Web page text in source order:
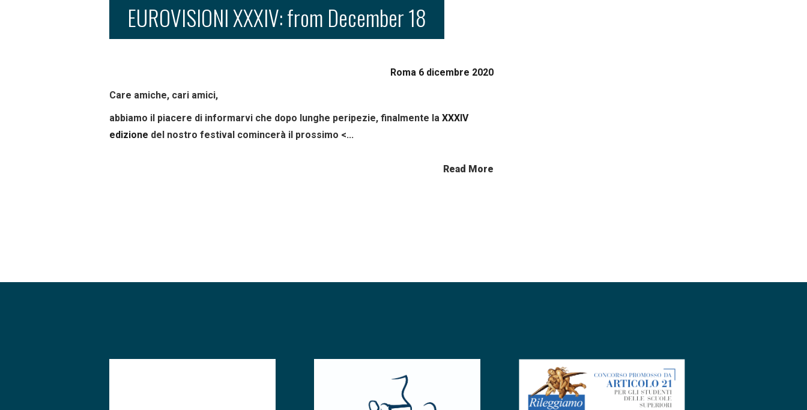
EUROVISIONI XXXIV: from December 18
Roma 6 dicembre 2020
Care amiche, cari amici,
abbiamo il piacere di informarvi che dopo lunghe peripezie, finalmente la XXXIV
edizione del nostro festival comincerà il prossimo <...
Read More